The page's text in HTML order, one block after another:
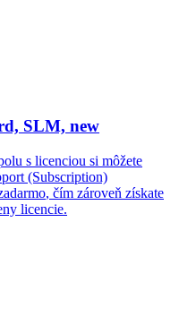
SLM, new
s licenciou si môžete
(Subscription)
, čím zároveň získate
licencie.